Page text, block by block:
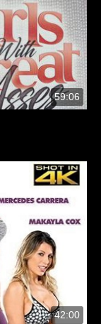
59:06
42:00